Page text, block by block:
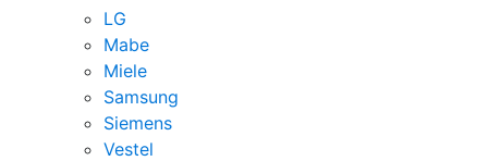
LG
Mabe
Miele
Samsung
Siemens
Vestel